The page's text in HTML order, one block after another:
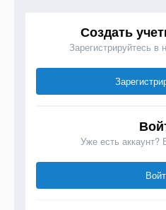
Создать
Зарегистрируйтесь
Уже есть аккаунт?